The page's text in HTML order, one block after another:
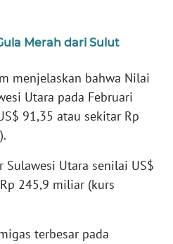
Merah dari Sulut
menjelaskan bahwa Nilai
Utara pada Februari
91,35 atau sekitar Rp
Sulawesi Utara senilai US$
245,9 miliar (kurs
terbesar pada